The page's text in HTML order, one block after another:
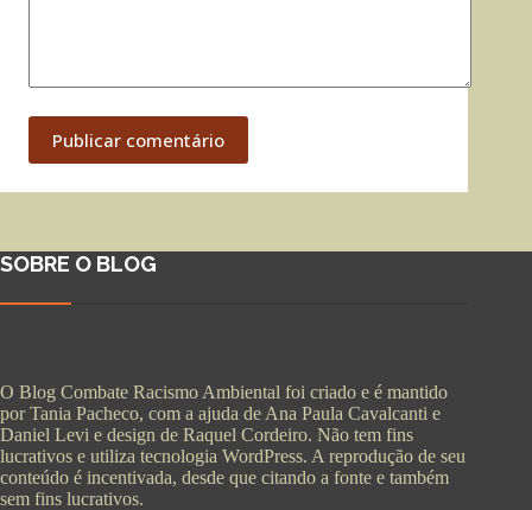
Publicar comentário
SOBRE O BLOG
O Blog Combate Racismo Ambiental foi criado e é mantido
por Tania Pacheco, com a ajuda de Ana Paula Cavalcanti e
Daniel Levi e design de Raquel Cordeiro. Não tem fins
lucrativos e utiliza tecnologia WordPress. A reprodução de seu
conteúdo é incentivada, desde que citando a fonte e também
sem fins lucrativos.